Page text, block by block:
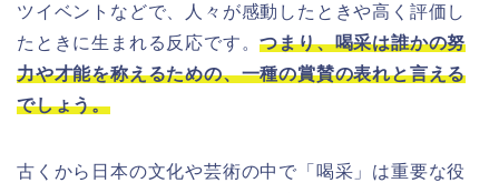
ツイベントなどで、人々が感動したときや高く評価し
たときに生まれる反応です。つまり、喝采は誰かの努
力や才能を称えるための、一種の賞賛の表れと言える
でしょう。
古くから日本の文化や芸術の中で「喝采」は重要な役